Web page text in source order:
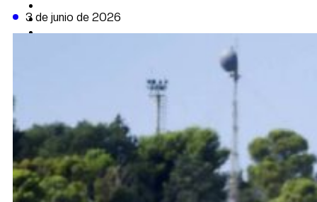
DATA FIRME
DE LA TRIBUNA TV
3 de junio de 2026